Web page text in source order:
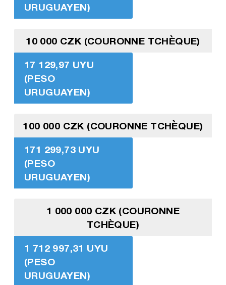
URUGUAYEN)
10 000 CZK (COURONNE TCHÈQUE)
17 129,97 UYU
(PESO
URUGUAYEN)
100 000 CZK (COURONNE TCHÈQUE)
171 299,73 UYU
(PESO
URUGUAYEN)
1 000 000 CZK (COURONNE
TCHÈQUE)
1 712 997,31 UYU
(PESO
URUGUAYEN)